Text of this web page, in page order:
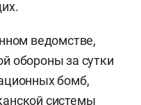
ведомстве,
обороны за сутки
бомб,
системы